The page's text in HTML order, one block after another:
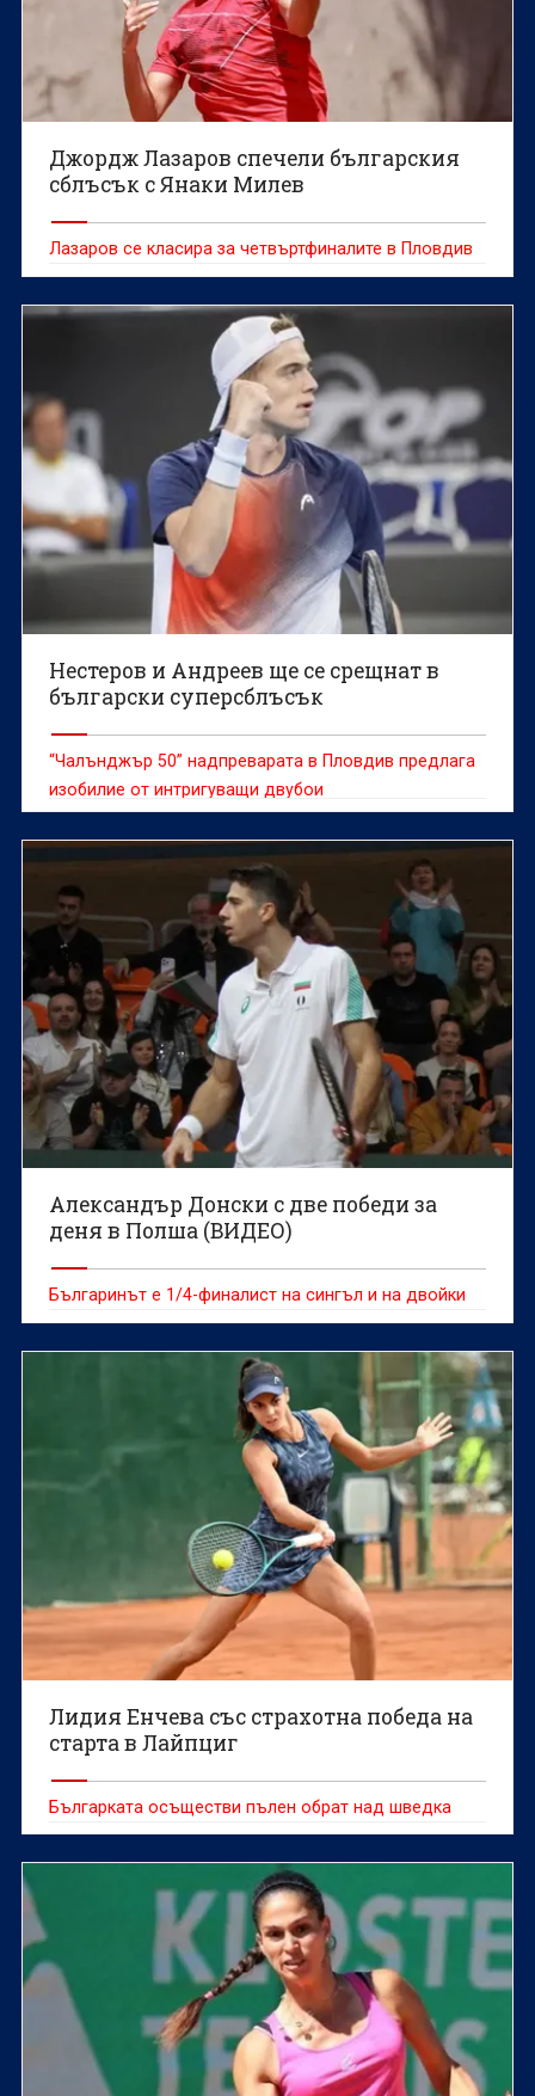
Джордж Лазаров спечели българския
сблъсък с Янаки Милев
Лазаров се класира за четвъртфиналите в Пловдив
Нестеров и Андреев ще се срещнат в
български суперсблъсък
“Чалънджър 50” надпреварата в Пловдив предлага
изобилие от интригуващи двубои
Александър Донски с две победи за
деня в Полша (ВИДЕО)
Българинът е 1/4-финалист на сингъл и на двойки
Лидия Енчева със страхотна победа на
старта в Лайпциг
Българката осъществи пълен обрат над шведка